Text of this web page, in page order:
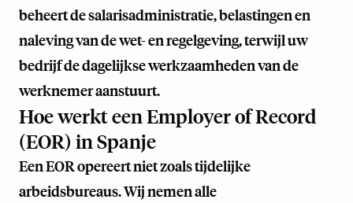
beheert de salarisadministratie, belastingen en
naleving van de wet- en regelgeving, terwijl uw
bedrijf de dagelijkse werkzaamheden van de
werknemer aanstuurt.
Hoe werkt een Employer of Record
(EOR) in Spanje
Een EOR opereert niet zoals tijdelijke
arbeidsbureaus. Wij nemen alle